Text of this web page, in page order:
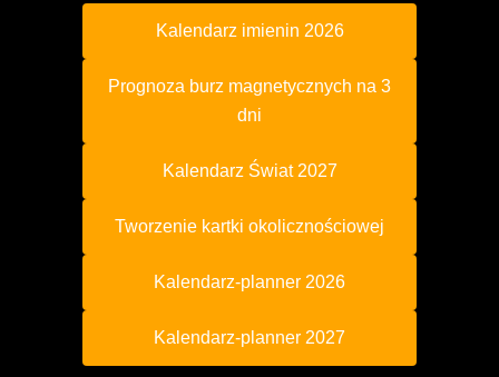
Kalendarz imienin 2026
Prognoza burz magnetycznych na 3
dni
Kalendarz Świat 2027
Tworzenie kartki okolicznościowej
Kalendarz-planner 2026
Kalendarz-planner 2027